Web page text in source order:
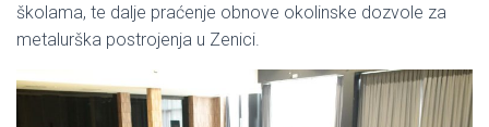
školama, te dalje praćenje obnove okolinske dozvole za
metalurška postrojenja u Zenici.